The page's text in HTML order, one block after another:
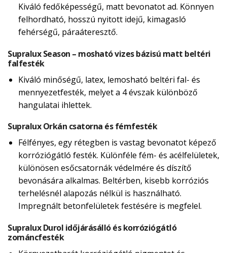
Kiváló fedőképességű, matt bevonatot ad. Könnyen
felhordható, hosszú nyitott idejű, kimagasló
fehérségű, páraáteresztő.
Supralux Season – mosható vizes bázisú matt beltéri
falfesték
Kiváló minőségű, latex, lemosható beltéri fal- és
mennyezetfesték, melyet a 4 évszak különböző
hangulatai ihlettek.
Supralux Orkán csatorna és fémfesték
Félfényes, egy rétegben is vastag bevonatot képező
korróziógátló festék. Különféle fém- és acélfelületek,
különösen esőcsatornák védelmére és díszítő
bevonására alkalmas. Beltérben, kisebb korróziós
terhelésnél alapozás nélkül is használható.
Impregnált betonfelületek festésére is megfelel.
Supralux Durol időjárásálló és korróziógátló
zománcfesték